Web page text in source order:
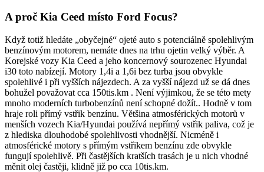
A proč Kia Ceed místo Ford Focus?
Když totiž hledáte „obyčejné“ ojeté auto s potenciálně spolehlivým
benzínovým motorem, nemáte dnes na trhu ojetin velký výběr. A
Korejské vozy Kia Ceed a jeho koncernový sourozenec Hyundai
i30 toto nabízejí. Motory 1,4i a 1,6i bez turba jsou obvykle
spolehlivé i při vyšších nájezdech. A za vyšší nájezd už se dá dnes
bohužel považovat cca 150tis.km . Není výjimkou, že se této mety
mnoho moderních turbobenzínů není schopné dožít.. Hodně v tom
hraje roli přímý vstřik benzínu. Většina atmosférických motorů v
menších vozech Kia/Hyundai používá nepřímý vstřik paliva, což je
z hlediska dlouhodobé spolehlivosti vhodnější. Nicméně i
atmosférické motory s přímým vstřikem benzínu zde obvykle
fungují spolehlivě. Při častějších kratších trasách je u nich vhodné
měnit olej častěji, klidně již po cca 10tis.km.